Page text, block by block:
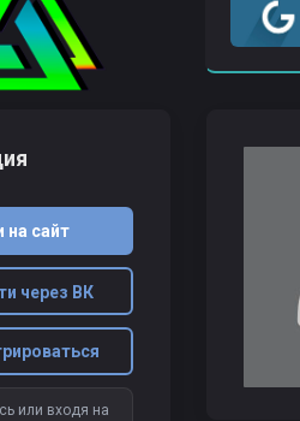
на сайт
через ВК
или входя на